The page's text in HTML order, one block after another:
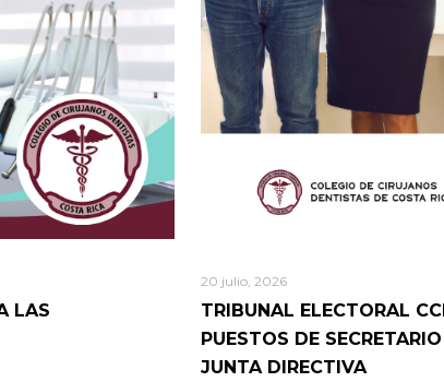
LAS
20 julio, 2026
TRIBUNAL ELECTORAL
PUESTOS DE
JUNTA DIRECTIVA